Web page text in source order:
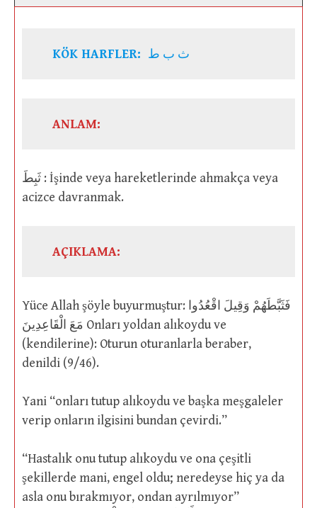
KÖK HARFLER: ث ب ط
ANLAM:
ثَبِطَ : İşinde veya hareketlerinde ahmakça veya
acizce davranmak.
AÇIKLAMA:
Yüce Allah şöyle buyurmuştur: فَثَبَّطَهُمْ وَقِيلَ اقْعُدُوا
مَعَ الْقَاعِدِينَ Onları yoldan alıkoydu ve
(kendilerine): Oturun oturanlarla beraber,
denildi (9/46).
Yani “onları tutup alıkoydu ve başka meşgaleler
verip onların ilgisini bundan çevirdi.”
“Hastalık onu tutup alıkoydu ve ona çeşitli
şekillerde mani, engel oldu; neredeyse hiç ya da
asla onu bırakmıyor, ondan ayrılmıyor”